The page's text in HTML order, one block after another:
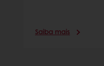
Saiba mais